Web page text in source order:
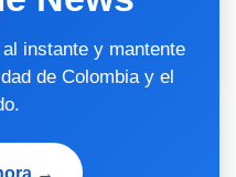
instante y mantente
de Colombia y el
→